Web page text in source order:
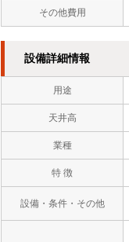
その他費用
設備詳細情報
用途
天井高
業種
特 徴
設備・条件・その他